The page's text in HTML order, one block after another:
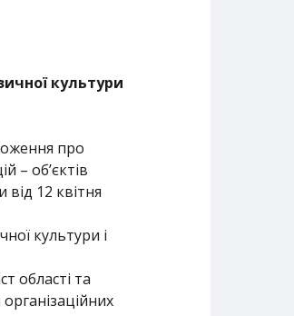
культури
про
– об’єктів
від 12 квітня
культури і
області та